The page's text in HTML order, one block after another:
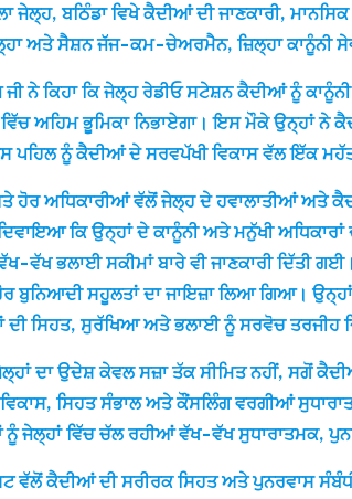
ਜੇਲ੍ਹ, ਬਠਿੰਡਾ ਵਿਖੇ ਕੈਦੀਆਂ ਦੀ ਜਾਣਕਾਰੀ,
ਅਤੇ ਸੈਸ਼ਨ ਜੱਜ-ਕਮ-ਚੇਅਰਮੈਨ, ਜ਼ਿਲ੍ਹਾ ਕਾਨੂੰਨੀ
ਨੇ ਕਿਹਾ ਕਿ ਜੇਲ੍ਹ ਰੇਡੀਓ ਸਟੇਸ਼ਨ ਕੈਦੀਆਂ ਨੂੰ
ਅਹਿਮ ਭੂਮਿਕਾ ਨਿਭਾਏਗਾ। ਇਸ ਮੌਕੇ ਉਨ੍ਹਾਂ ਨੇ
ਪਹਿਲ ਨੂੰ ਕੈਦੀਆਂ ਦੇ ਸਰਵਪੱਖੀ ਵਿਕਾਸ ਵੱਲ ਇੱਕ
ਹੋਰ ਅਧਿਕਾਰੀਆਂ ਵੱਲੋਂ ਜੇਲ੍ਹ ਦੇ ਹਵਾਲਾਤੀਆਂ ਅਤੇ
ਕਿ ਉਨ੍ਹਾਂ ਦੇ ਕਾਨੂੰਨੀ ਅਤੇ ਮਨੁੱਖੀ
ਵੱਖ ਭਲਾਈ ਸਕੀਮਾਂ ਬਾਰੇ ਵੀ ਜਾਣਕਾਰੀ
ਬੁਨਿਆਦੀ ਸਹੂਲਤਾਂ ਦਾ ਜਾਇਜ਼ਾ ਲਿਆ ਗਿਆ।
ਸਿਹਤ, ਸੁਰੱਖਿਆ ਅਤੇ ਭਲਾਈ ਨੂੰ ਸਰਵੋਚ ਤਰਜੀਹ
ਦਾ ਉਦੇਸ਼ ਕੇਵਲ ਸਜ਼ਾ ਤੱਕ ਸੀਮਿਤ ਨਹੀਂ, ਸਗੋਂ
ਸਿਹਤ ਸੰਭਾਲ ਅਤੇ ਕੌਂਸਲਿੰਗ ਵਰਗੀਆਂ
ਜੇਲ੍ਹਾਂ ਵਿੱਚ ਚੱਲ ਰਹੀਆਂ ਵੱਖ-ਵੱਖ ਸੁਧਾਰਾਤਮਕ,
ਵੱਲੋਂ ਕੈਦੀਆਂ ਦੀ ਸਰੀਰਕ ਸਿਹਤ ਅਤੇ ਪੁਨਰਵਾਸ